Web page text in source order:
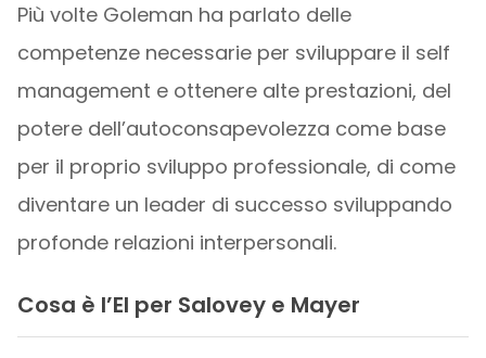
Più volte Goleman ha parlato delle
competenze necessarie per sviluppare il self
management e ottenere alte prestazioni, del
potere dell’autoconsapevolezza come base
per il proprio sviluppo professionale, di come
diventare un leader di successo sviluppando
profonde relazioni interpersonali.
Cosa è l’EI per Salovey e Mayer